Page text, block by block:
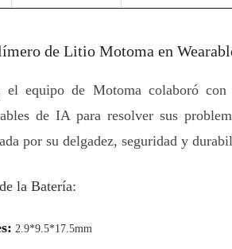
de Litio Motoma en
el equipo de Motoma colaboró
de IA para resolver sus
por su delgadez, seguridad y
la Batería:
2.9*9.5*17.5mm